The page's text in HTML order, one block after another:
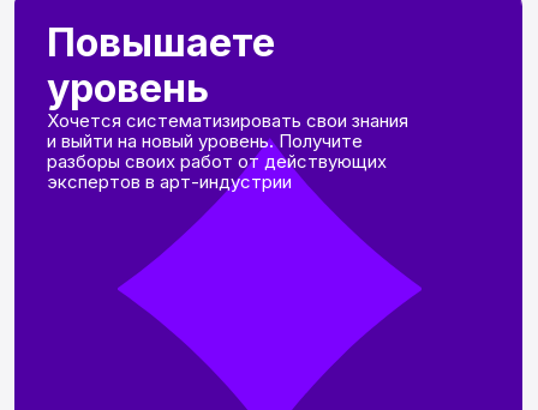
Мечтаете
о работе
Давно рисуете портреты, но не хватает
уверенности. Соберете крутое портфолио
по современным стандартам и получите
доступ к бирже заказов в закрытом клубе
АВДЕЕВОЙ, СТУДЕНТКИ